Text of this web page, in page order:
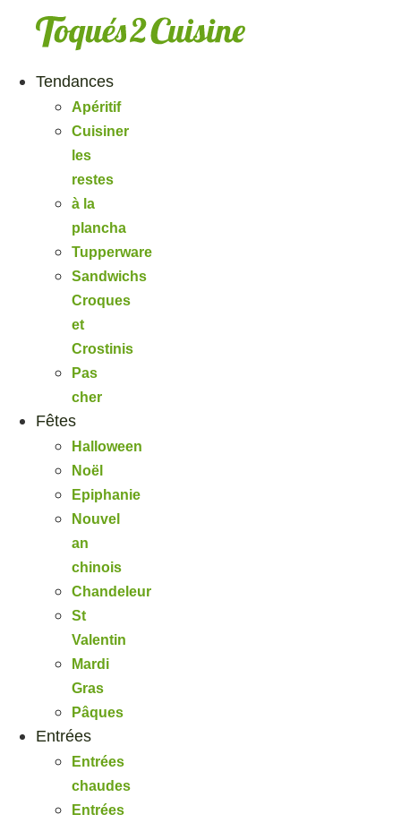
Tendances
Apéritif
Cuisiner
les
restes
à la
plancha
Tupperware
Sandwichs
Croques
et
Crostinis
Pas
cher
Fêtes
Halloween
Noël
Epiphanie
Nouvel
an
chinois
Chandeleur
St
Valentin
Mardi
Gras
Pâques
Entrées
Entrées
chaudes
Entrées